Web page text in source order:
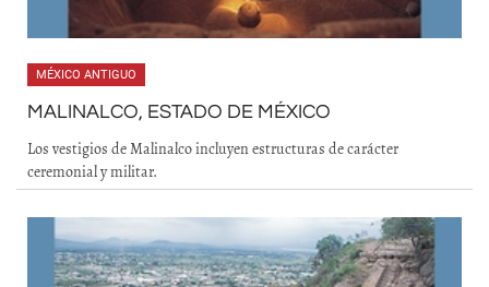
MÉXICO ANTIGUO
MALINALCO, ESTADO DE MÉXICO
Los vestigios de Malinalco incluyen estructuras de carácter
ceremonial y militar.